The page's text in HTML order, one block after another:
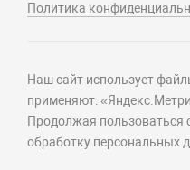
Политика
Наш сайт использует
применяют:
Продолжая пользоваться
обработку персональных